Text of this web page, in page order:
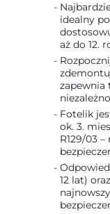
idealny
aż do 12.
zapewnia
Fotelik
ok. 3.
R129/03
12 lat)